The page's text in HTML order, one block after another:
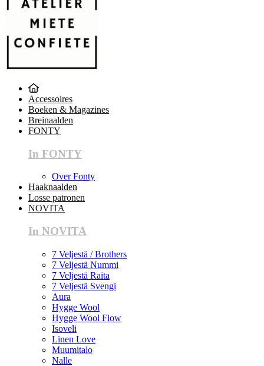
Accessoires
Boeken & Magazines
Breinaalden
FONTY
In FONTY
Over Fonty
Haaknaalden
Losse patronen
NOVITA
In NOVITA
7 Veljestä / Brothers
7 Veljestä Nummi
7 Veljestä Raita
7 Veljestä Svengi
Aura
Hygge Wool
Hygge Wool Flow
Isoveli
Linen Love
Muumitalo
Nalle